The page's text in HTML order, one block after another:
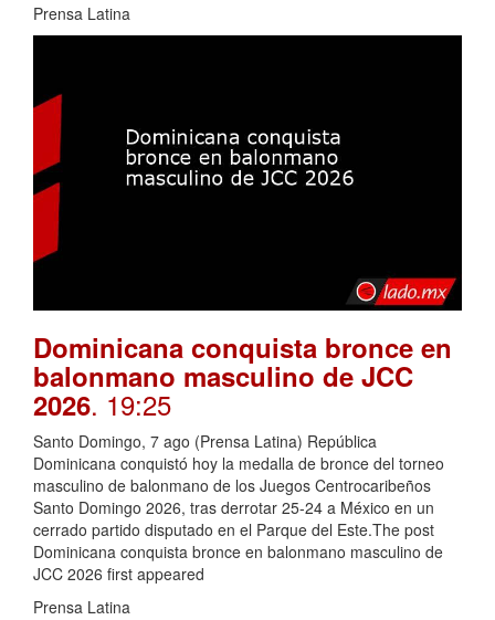
Prensa Latina
Dominicana conquista bronce en
balonmano masculino de JCC
2026. 19:25
Santo Domingo, 7 ago (Prensa Latina) República
Dominicana conquistó hoy la medalla de bronce del torneo
masculino de balonmano de los Juegos Centrocaribeños
Santo Domingo 2026, tras derrotar 25-24 a México en un
cerrado partido disputado en el Parque del Este.The post
Dominicana conquista bronce en balonmano masculino de
JCC 2026 first appeared
Prensa Latina